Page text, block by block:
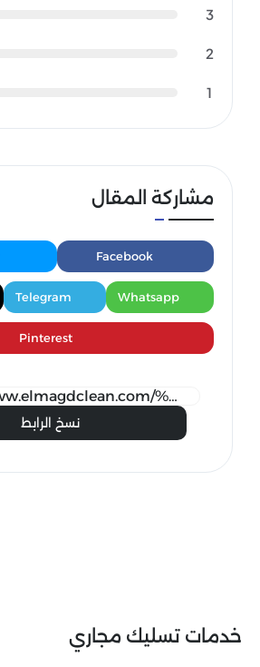
3
2
1
مشاركة المقال
Facebook
Whatsapp
Telegram
Pinterest
نسخ الرابط
خدمات تسليك مجاري